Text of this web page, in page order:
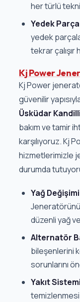
her türlü
Yedek
yedek
tekrar
Kj Power
Kj Power
güvenilir
Üsküdar
bakım ve tamir
karşılıyoruz. Kj
hizmetlerimizle
durumda
Yağ
düzenli yağ
Alternatör
bileşenlerini
sorunlarını
Yakıt
temizlenmesi